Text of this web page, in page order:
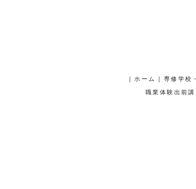
| ホーム | 専修学校
職業体験出前講